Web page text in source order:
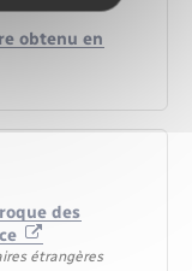
obtenu en
des
étrangères